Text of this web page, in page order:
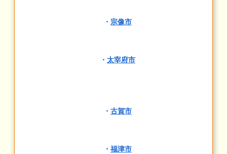
・ 宗像市
・ 太宰府市
・ 古賀市
・ 福津市